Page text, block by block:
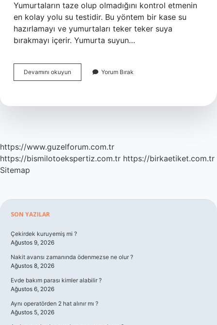
Yumurtaların taze olup olmadığını kontrol etmenin
en kolay yolu su testidir. Bu yöntem bir kase su
hazırlamayı ve yumurtaları teker teker suya
bırakmayı içerir. Yumurta suyun…
Devamını okuyun Yumurtaların
Sağlıklı
Anlaşılır
Yorum Bırak
https://www.guzelforum.com.tr
https://bismilotoekspertiz.com.tr https://birkaetiket.com.tr
Sitemap
Sidebar
SON YAZILAR
Çekirdek kuruyemiş mi ?
Ağustos 9, 2026
Nakit avansı zamanında ödenmezse ne olur ?
Ağustos 8, 2026
Evde bakım parası kimler alabilir ?
Ağustos 6, 2026
Aynı operatörden 2 hat alınır mı ?
Ağustos 5, 2026